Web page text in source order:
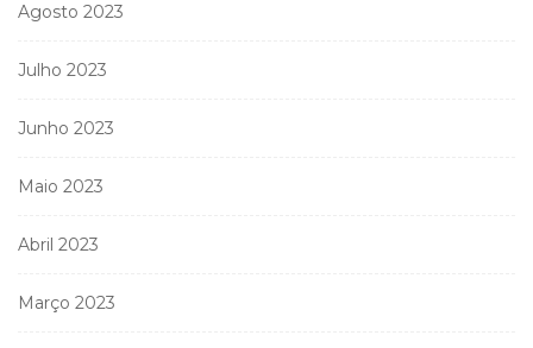
Agosto 2023
Julho 2023
Junho 2023
Maio 2023
Abril 2023
Março 2023